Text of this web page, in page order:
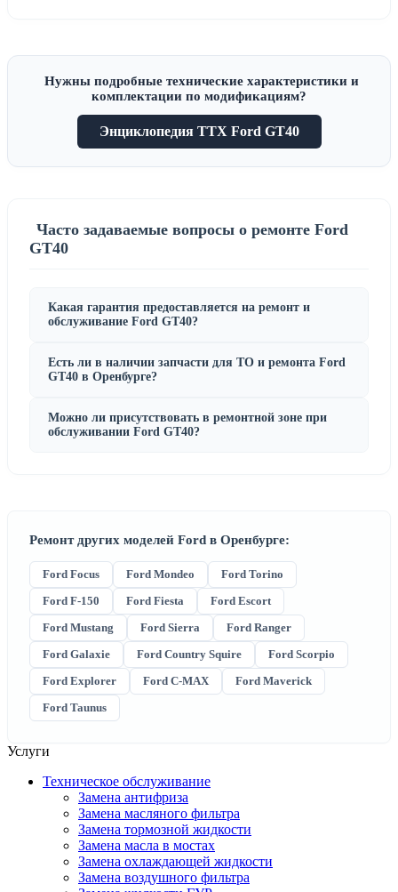
Нужны подробные технические характеристики и
комплектации по модификациям?
Энциклопедия ТТХ Ford GT40
Часто задаваемые вопросы о ремонте Ford
GT40
Какая гарантия предоставляется на ремонт и
обслуживание Ford GT40?
Есть ли в наличии запчасти для ТО и ремонта Ford
GT40 в Оренбурге?
Можно ли присутствовать в ремонтной зоне при
обслуживании Ford GT40?
Ремонт других моделей Ford в Оренбурге:
Ford Focus Ford Mondeo
Ford Torino
Ford F-150
Ford Fiesta
Ford Escort
Ford Mustang
Ford Sierra
Ford Ranger
Ford Galaxie
Ford Country Squire
Ford Scorpio
Ford Explorer
Ford C-MAX
Ford Maverick
Ford Taunus
Услуги
Техническое обслуживание
Замена антифриза
Замена масляного фильтра
Замена тормозной жидкости
Замена масла в мостах
Замена охлаждающей жидкости
Замена воздушного фильтра